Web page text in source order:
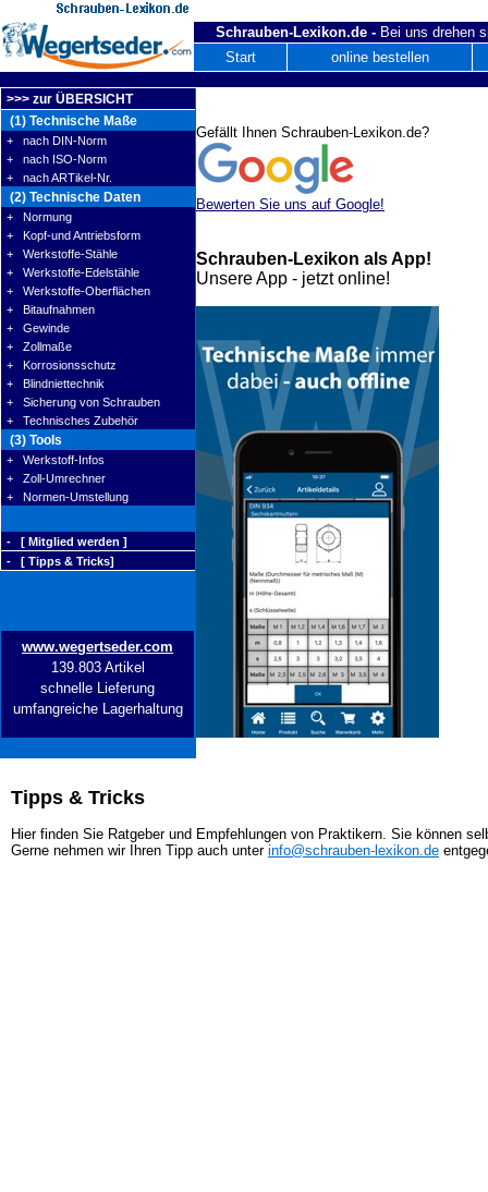
Schrauben-Lexikon.de - Bei uns drehen
Start
online bestellen
>>> zur ÜBERSICHT
(1) Technische Maße
+ nach DIN-Norm
+ nach ISO-Norm
+ nach ARTikel-Nr.
(2) Technische Daten
+ Normung
+ Kopf-und Antriebsform
+ Werkstoffe-Stähle
+ Werkstoffe-Edelstähle
+ Werkstoffe-Oberflächen
+ Bitaufnahmen
+ Gewinde
+ Zollmaße
+ Korrosionsschutz
+ Blindniettechnik
+ Sicherung von Schrauben
+ Technisches Zubehör
(3) Tools
+ Werkstoff-Infos
+ Zoll-Umrechner
+ Normen-Umstellung
- [ Mitglied werden ]
- [ Tipps & Tricks]
www.wegertseder.com
139.803 Artikel
schnelle Lieferung
umfangreiche Lagerhaltung
Tipps & Tricks
Hier finden Sie Ratgeber und Empfehlungen von Praktikern. Sie können
Gerne nehmen wir Ihren Tipp auch unter info@schrauben-lexikon.de
Gefällt Ihnen Schrauben-Lexikon.de?
Bewerten Sie uns auf Google!
Schrauben-Lexikon als App!
Unsere App - jetzt online!